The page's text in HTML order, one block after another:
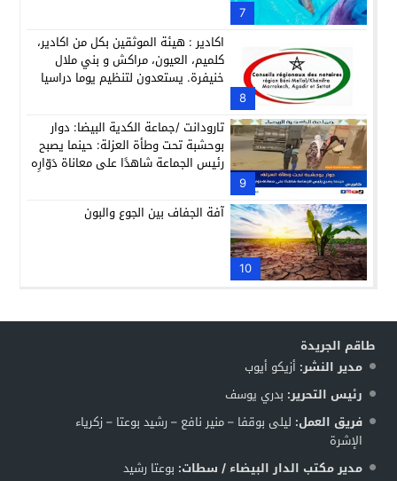
7
8
اكادير : هيئة الموثقين بكل من اكادير،
كلميم، العيون، مراكش و بني ملال
خنيفرة. يستعدون لتنظيم يوما دراسيا
القضائي”. ( البلاغ)
9
تارودانت /جماعة الكدية البيضا: دوار
بوحشبة تحت وطأة العزلة: حينما يصبح
رئيس الجماعة شاهدًا على معاناة دَوّارِه
10
آفة الجفاف بين الجوع والبون
طاقم الجريدة
مدير النشر: أزيكو أيوب
رئيس التحرير: بدري يوسف
فريق العمل: ليلى بوقفا – منير نافع – رشيد بوعتا – زكرياء
الإشرة
مدير مكتب الدار البيضاء / سطات: بوعتا رشيد